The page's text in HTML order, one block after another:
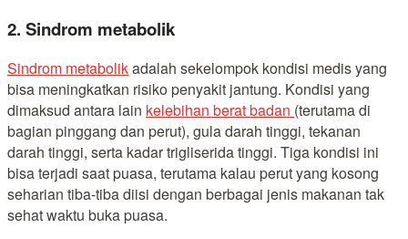
2. Sindrom metabolik
Sindrom metabolikadalah sekelompok kondisi medis yang
bisa meningkatkan risiko penyakit jantung. Kondisi yang
dimaksud antara lain kelebihan berat badan (terutama di
bagian pinggang dan perut), gula darah tinggi, tekanan
darah tinggi, serta kadar trigliserida tinggi. Tiga kondisi ini
bisa terjadi saat puasa, terutama kalau perut yang kosong
seharian tiba-tiba diisi dengan berbagai jenis makanan tak
sehat waktu buka puasa.